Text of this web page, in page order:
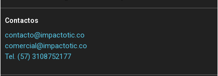
Contactos
contacto@impactotic.co
comercial@impactotic.co
Tel. (57) 3108752177